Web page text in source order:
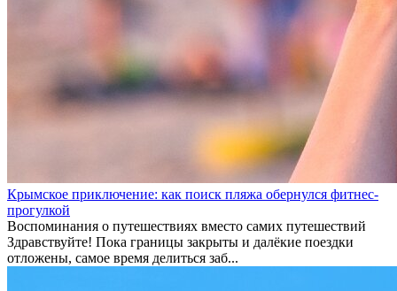
Крымское приключение: как поиск пляжа обернулся фитнес-
прогулкой
Воспоминания о путешествиях вместо самих путешествий
Здравствуйте! Пока границы закрыты и далёкие поездки
отложены, самое время делиться заб...